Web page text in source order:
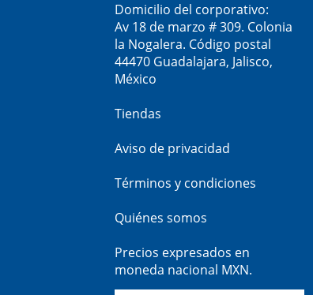
Domicilio del corporativo:
Av 18 de marzo # 309. Colonia
la Nogalera. Código postal
44470 Guadalajara, Jalisco,
México
Tiendas
Aviso de privacidad
Términos y condiciones
Quiénes somos
Precios expresados en
moneda nacional MXN.